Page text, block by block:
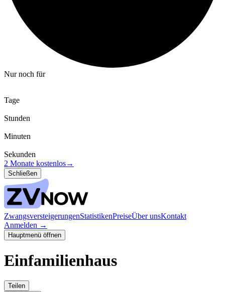
Nur noch für
Tage
Stunden
Minuten
Sekunden
2 Monate kostenlos→
Schließen
ZwangsversteigerungenStatistikenPreiseÜber unsKontakt
Anmelden →
Hauptmenü öffnen
Einfamilienhaus
Teilen